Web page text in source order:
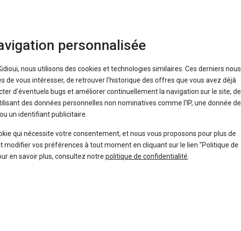
votre avis :
personnalisée
nous utilisons des cookies et technologies similaires. Ces derniers nous
vous intéresser, de retrouver l'historique des offres que vous avez déjà
d'éventuels bugs et améliorer continuellement la navigation sur le site, de
des données personnelles non nominatives comme l'IP, une donnée de
un identifiant publicitaire.
qui nécessite votre consentement, et nous vous proposons pour plus de
modifier vos préférences à tout moment en cliquant sur le lien "Politique de
en savoir plus, consultez notrepolitique de confidentialité